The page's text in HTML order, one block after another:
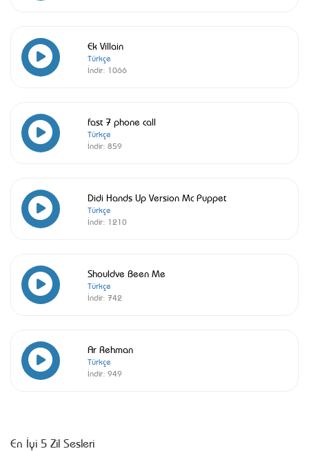
Ek Villain
Türkçe
İndir: 1066
fast 7 phone call
Türkçe
İndir: 859
Didi Hands Up Version Mc Puppet
Türkçe
İndir: 1210
Shouldve Been Me
Türkçe
İndir: 742
Ar Rehman
Türkçe
İndir: 949
En İyi 5 Zil Sesleri